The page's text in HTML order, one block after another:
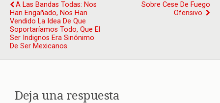
A Las Bandas Todas: Nos
Han Engañado, Nos Han
Vendido La Idea De Que
Soportaríamos Todo, Que El
Ser Indignos Era Sinónimo
De Ser Mexicanos.
Sobre Cese De Fuego
Ofensivo
Deja una respuesta